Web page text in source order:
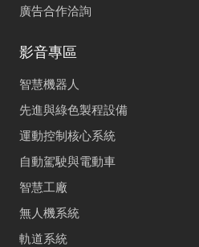
廣告合作洽詢
影音專區
智慧機器人
先進與綠色製程設備
運動控制核心系統
自動駕駛與電動車
智慧工廠
無人機系統
軌道系統